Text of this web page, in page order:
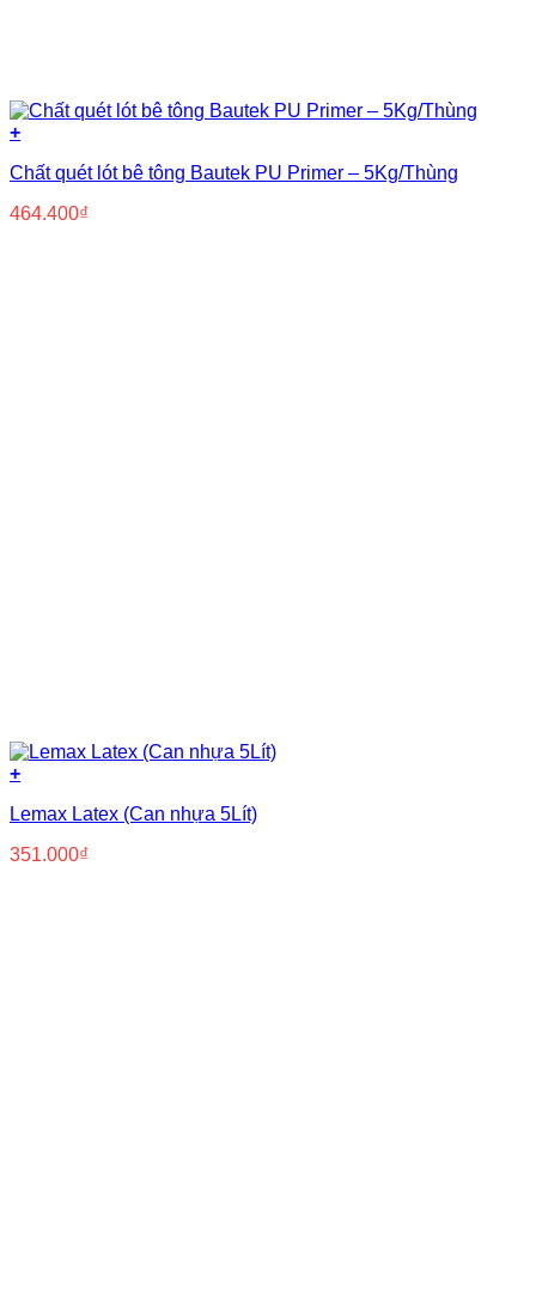
+
Chất quét lót bê tông Bautek PU Primer – 5Kg/Thùng
464.400₫
+
Lemax Latex (Can nhựa 5Lít)
351.000₫